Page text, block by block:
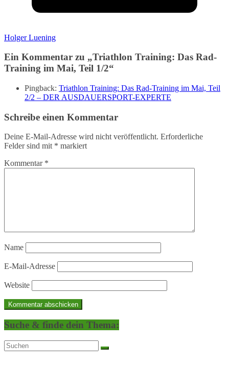
Holger Luening
Ein Kommentar zu „Triathlon Training: Das Rad-
Training im Mai, Teil 1/2“
Pingback: Triathlon Training: Das Rad-Training im Mai, Teil
2/2 – DER AUSDAUERSPORT-EXPERTE
Schreibe einen Kommentar
Deine E-Mail-Adresse wird nicht veröffentlicht. Erforderliche
Felder sind mit * markiert
Kommentar *
Name
E-Mail-Adresse
Website
Suche & finde dein Thema: